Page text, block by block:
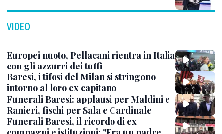
VIDEO
Europei nuoto, Pellacani rientra in Italia
con gli azzurri dei tuffi
Baresi, i tifosi del Milan si stringono
intorno al loro ex capitano
Funerali Baresi: applausi per Maldini e
Ranieri, fischi per Sala e Cardinale
Funerali Baresi, il ricordo di ex